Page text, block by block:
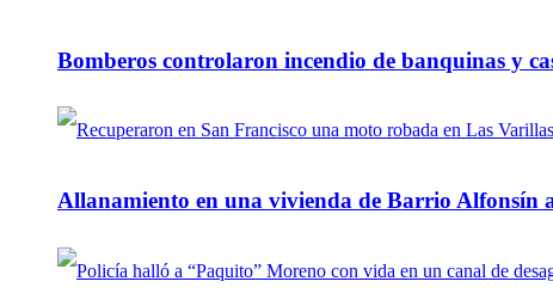
Bomberos controlaron incendio de banquinas y
Allanamiento en una vivienda de Barrio Alfonsín